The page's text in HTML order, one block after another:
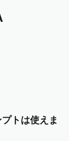
トは使えま